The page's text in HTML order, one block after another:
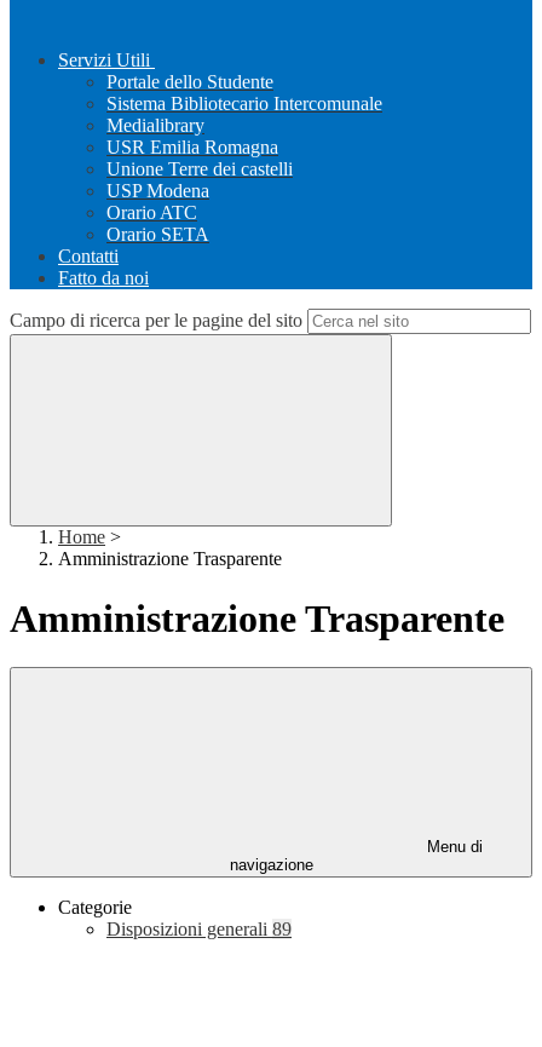
Servizi Utili
Portale dello Studente
Sistema Bibliotecario Intercomunale
Medialibrary
USR Emilia Romagna
Unione Terre dei castelli
USP Modena
Orario ATC
Orario SETA
Contatti
Fatto da noi
Campo di ricerca per le pagine del sito
Home >
Amministrazione Trasparente
Amministrazione Trasparente
Menu di
navigazione
Categorie
Disposizioni generali 89